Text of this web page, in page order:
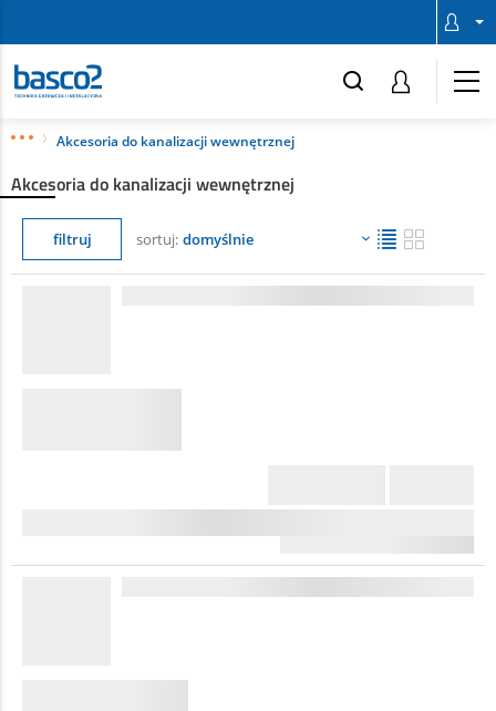
Akcesoria do kanalizacji wewnętrznej
Akcesoria do kanalizacji wewnętrznej
filtruj sortuj